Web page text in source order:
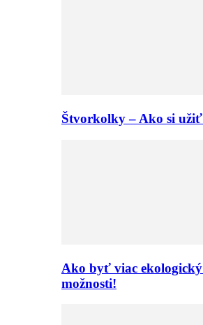
Štvorkolky – Ako si
Ako byť viac
možnosti!